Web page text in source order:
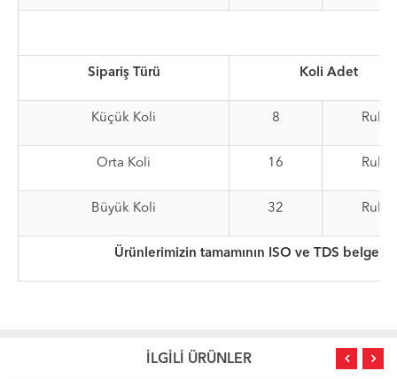
Sipariş Türü Koli Adet
Küçük Koli 8 Rulo
Orta Koli 16 Rulo
Büyük Koli 32 Rulo
Ürünlerimizin tamamının ISO ve TDS
İLGİLİ ÜRÜNLER